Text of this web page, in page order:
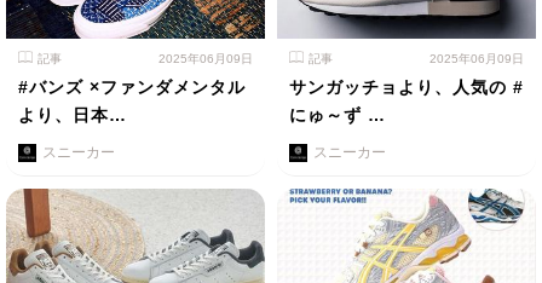
記事 2025年06月09日
#バンズ ×ファンダメンタル
より、日本…
スニーカー
記事 2025年06月09日
サンガッチョより、人気の #
にゅ～ず …
スニーカー